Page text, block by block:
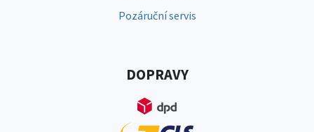
Pozáruční servis
DOPRAVY